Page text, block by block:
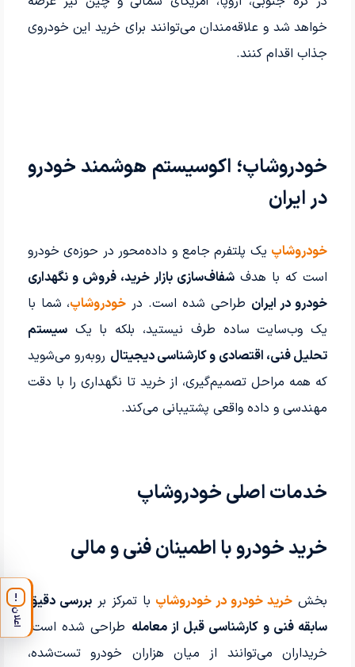
خواهد شد و علاقه‌مندان می‌توانند برای خرید این خودروی
جذاب اقدام کنند.
خودروشاپ؛ اکوسیستم هوشمند خودرو
در ایران
خودروشاپ یک پلتفرم جامع و داده‌محور در حوزه‌ی خودرو
است که با هدف شفاف‌سازی بازار خرید، فروش و نگهداری
خودرو در ایران طراحی شده است. در خودروشاپ، شما با
یک وب‌سایت ساده طرف نیستید، بلکه با یکسیستم
تحلیل فنی، اقتصادی و کارشناسی دیجیتال روبه‌رو می‌شوید
که همه مراحل تصمیم‌گیری، از خرید تا نگهداری را با دقت
مهندسی و داده واقعی پشتیبانی می‌کند.
خدمات اصلی خودروشاپ
خرید خودرو با اطمینان فنی و مالی
بخش خرید خودرو در خودروشاپ با تمرکز بربررسی دقیق
سابقه فنی و کارشناسی قبل از معامله طراحی شده است.
خریداران می‌توانند از میان هزاران خودرو تست‌شده،
!
اعلان